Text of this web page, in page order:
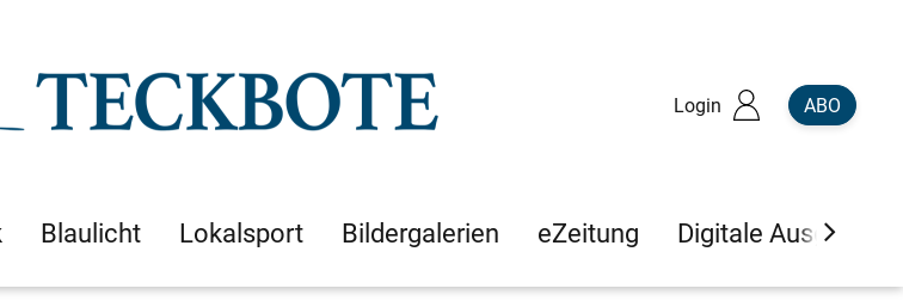
Login ABO
Blaulicht Lokalsport Bildergalerien eZeitung Digitale Ausgaben